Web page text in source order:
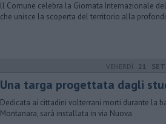
ll Comune celebra la Giornata Internazionale
che unisce la scoperta del territorio alla
VENERDÌ 21
Una targa progettata dagli
Dedicata ai cittadini volterrani morti durante la
Montanara, sarà installata in via Nuova